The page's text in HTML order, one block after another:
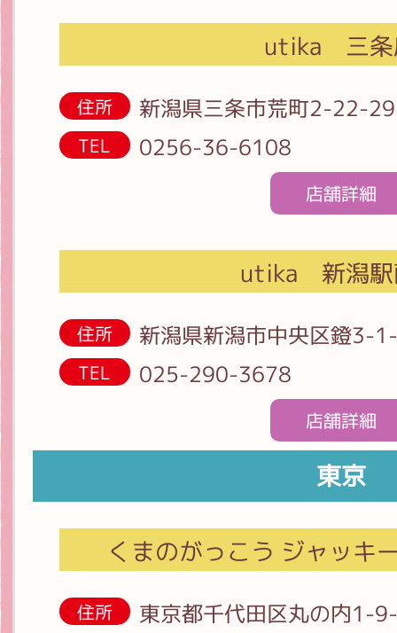
utika 三条
住所 新潟県三条市荒町2-22-29
TEL 0256-36-6108
店舗詳細
utika 新潟駅
住所 新潟県新潟市中央区鐙3-
TEL 025-290-3678
店舗詳細
東京
くまのがっこう ジャッキ
住所
東京都千代田区丸の内1-